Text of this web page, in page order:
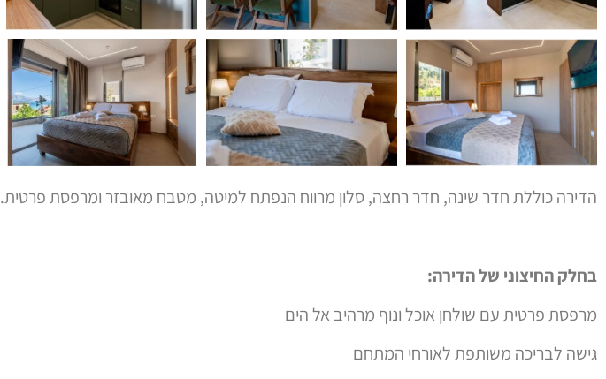
הדירה כוללת חדר שינה, חדר רחצה, סלון מרווח הנפתח למיטה, מטבח מאובזר ומרפסת פרטית.
בחלק החיצוני של הדירה:
מרפסת פרטית עם שולחן אוכל ונוף מרהיב אל הים
גישה לבריכה משותפת לאורחי המתחם